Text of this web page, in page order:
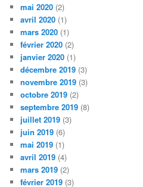
mai 2020 (2)
avril 2020 (1)
mars 2020 (1)
février 2020 (2)
janvier 2020 (1)
décembre 2019 (3)
novembre 2019 (3)
octobre 2019 (2)
septembre 2019 (8)
juillet 2019 (3)
juin 2019 (6)
mai 2019 (1)
avril 2019 (4)
mars 2019 (2)
février 2019 (3)